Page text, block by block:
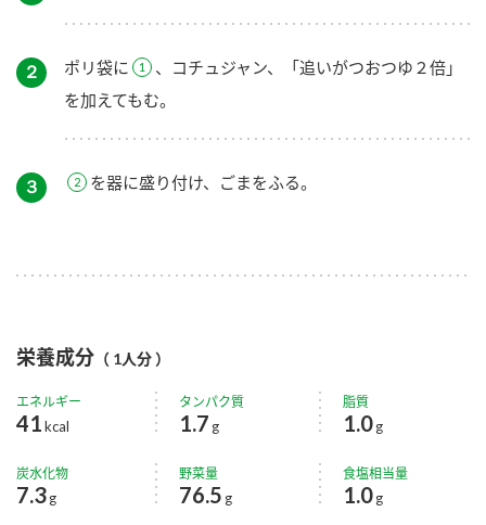
２ ポリ袋に
、コチュジャン、「追いがつおつゆ２倍」
を加えてもむ。
３ を器に盛り付け、ごまをふる。
栄養成分 （ 1人分 ）
エネルギー
41kcal
タンパク質
1.7 g
脂質
1.0 g
炭水化物
7.3g
野菜量
76.5 g
食塩相当量
1.0 g